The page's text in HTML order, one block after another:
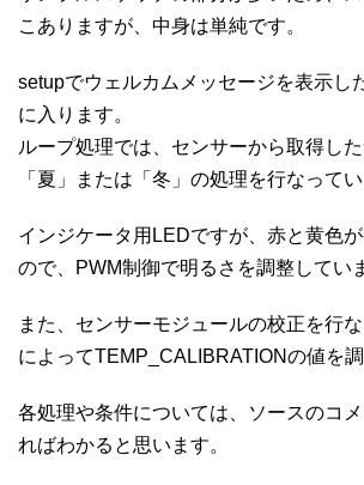
こありますが、中身は単純です。
setupでウェルカムメッセージを表示し
に入ります。
ループ処理では、センサーから取得し
「夏」または「冬」の処理を行なってい
インジケータ用LEDですが、赤と黄色
ので、PWM制御で明るさを調整してい
また、センサーモジュールの校正を行
によってTEMP_CALIBRATIONの値を調
各処理や条件については、ソースのコ
ればわかると思います。